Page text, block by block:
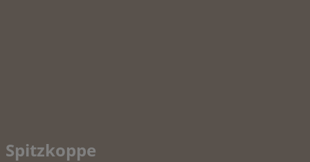
Spitzkoppe